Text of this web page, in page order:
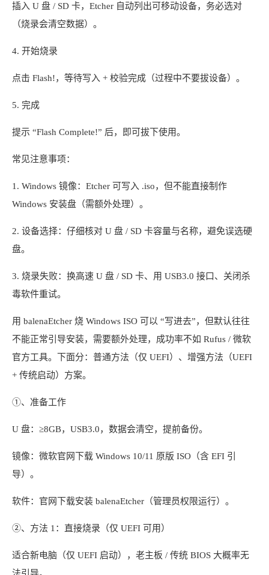
插入 U 盘 / SD 卡，Etcher 自动列出可移动设备，务必选对
（烧录会清空数据）。
4. 开始烧录
点击 Flash!，等待写入 + 校验完成（过程中不要拔设备）。
5. 完成
提示 “Flash Complete!” 后，即可拔下使用。
常见注意事项：
1. Windows 镜像：Etcher 可写入 .iso，但不能直接制作
Windows 安装盘（需额外处理）。
2. 设备选择：仔细核对 U 盘 / SD 卡容量与名称，避免误选硬
盘。
3. 烧录失败：换高速 U 盘 / SD 卡、用 USB3.0 接口、关闭杀
毒软件重试。
用 balenaEtcher 烧 Windows ISO 可以 “写进去”，但默认往往
不能正常引导安装，需要额外处理，成功率不如 Rufus / 微软
官方工具。下面分：普通方法（仅 UEFI）、增强方法（UEFI
+ 传统启动）方案。
①、准备工作
U 盘：≥8GB，USB3.0，数据会清空，提前备份。
镜像：微软官网下载 Windows 10/11 原版 ISO（含 EFI 引
导）。
软件：官网下载安装 balenaEtcher（管理员权限运行）。
②、方法 1：直接烧录（仅 UEFI 可用）
适合新电脑（仅 UEFI 启动），老主板 / 传统 BIOS 大概率无
法引导。